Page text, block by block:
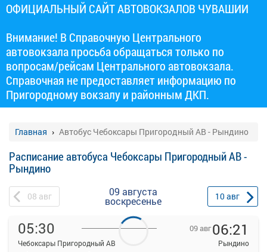
ОФИЦИАЛЬНЫЙ САЙТ АВТОВОКЗАЛОВ ЧУВАШИИ
Внимание! В Справочную Центрального
автовокзала просьба обращаться только по
вопросам/рейсам Центрального автовокзала.
Справочная не предоставляет информацию по
Пригородному вокзалу и районным ДКП.
Главная Автобус Чебоксары Пригородный АВ - Рындино
Расписание автобуса Чебоксары Пригородный АВ -
Рындино
08 авг 09 августа
воскресенье 10авг
05:30
Чебоксары Пригородный АВ
09 авг06:21
Рындино